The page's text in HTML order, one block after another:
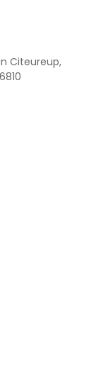
Citeureup,